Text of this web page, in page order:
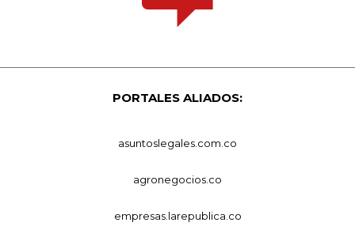
PORTALES ALIADOS:
asuntoslegales.com.co
agronegocios.co
empresas.larepublica.co